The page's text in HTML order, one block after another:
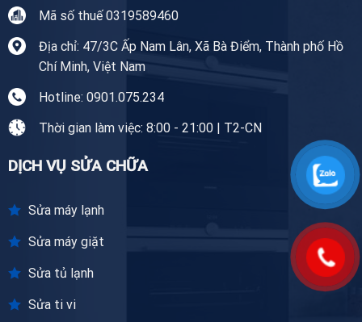
Mã số thuế 0319589460
Địa chỉ: 47/3C Ấp Nam Lân, Xã Bà Điểm, Thành phố Hồ
Chí Minh, Việt Nam
Hotline: 0901.075.234
Thời gian làm việc: 8:00 - 21:00 | T2-CN
DỊCH VỤ SỬA CHỮA
Sửa máy lạnh
Sửa máy giặt
Sửa tủ lạnh
Sửa ti vi